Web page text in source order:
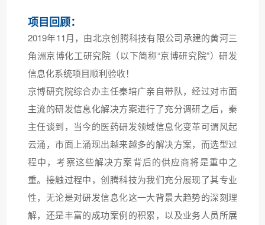
项目回顾：
2019年11月，由北京创腾科技有限公司承建的黄河三
角洲京博化工研究院（以下简称“京博研究院”）研发
信息化系统项目顺利验收！
京博研究院综合办主任秦培广亲自带队，经过对市面
主流的研发信息化解决方案进行了充分调研之后，秦
主任谈到，当今的医药研发领域信息化变革可谓风起
云涌，市面上涌现出越来越多的解决方案，而选型过
程中，考察这些解决方案背后的供应商将是重中之
重。接触过程中，创腾科技为我们充分展现了其专业
性，无论是对研发信息化这一大背景大趋势的深刻理
解，还是丰富的成功案例的积累，以及业务人员所展